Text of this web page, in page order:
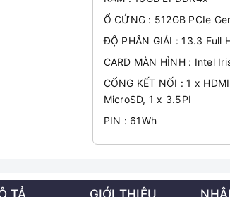
Ổ CỨNG : 512GB PCIe
ĐỘ PHÂN GIẢI : 13.3 Full
CARD MÀN HÌNH : Intel
CỔNG KẾT NỐI : 1 x
MicroSD, 1 x 3.5PI
PIN : 61Wh
TẢ GIỚI THIỆU